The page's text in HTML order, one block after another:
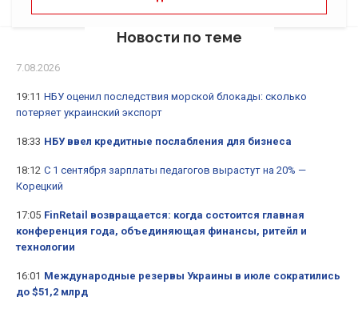
Новости по теме
7.08.2026
19:11 НБУ оценил последствия морской блокады: сколько
потеряет украинский экспорт
18:33 НБУ ввел кредитные послабления для бизнеса
18:12 С 1 сентября зарплаты педагогов вырастут на 20% —
Корецкий
17:05 FinRetail возвращается: когда состоится главная
конференция года, объединяющая финансы, ритейл и
технологии
16:01 Международные резервы Украины в июле сократились
до $51,2 млрд